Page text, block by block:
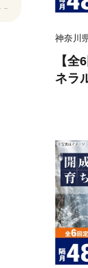
神奈川
【
ネラ
×2